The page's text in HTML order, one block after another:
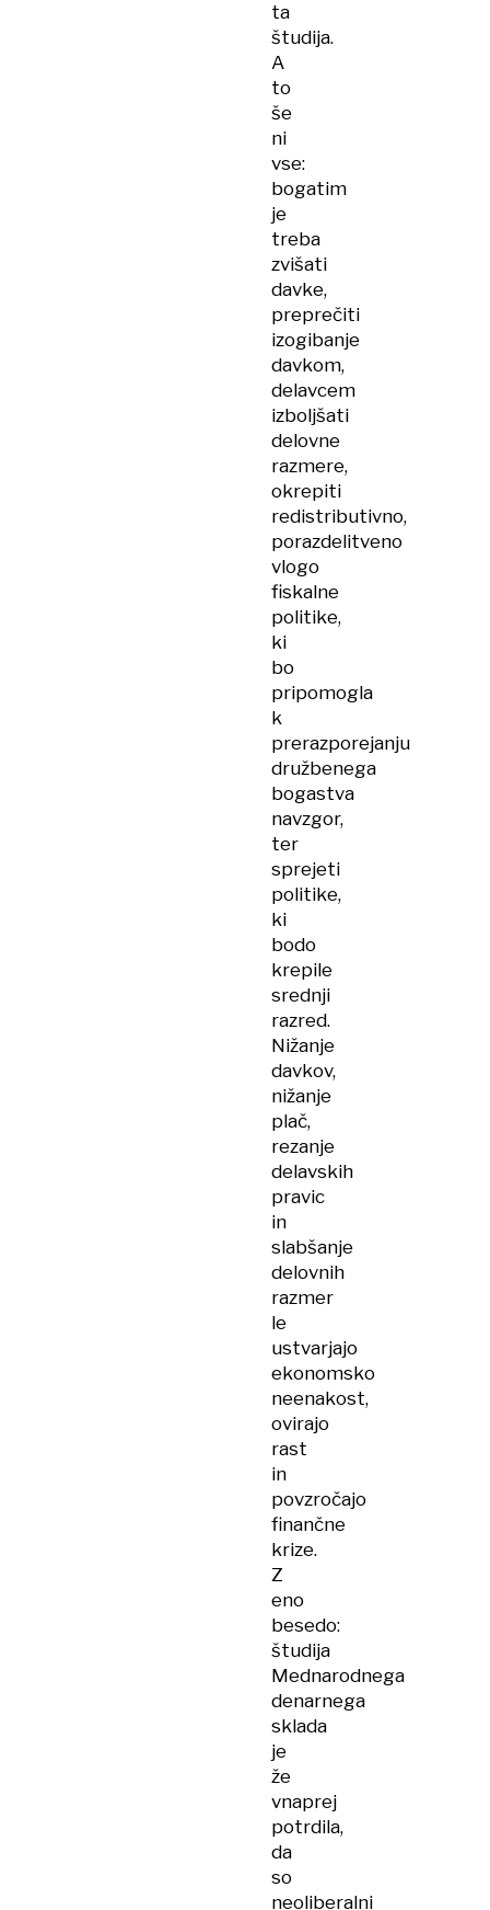
ta
študija.
A
to
še
ni
vse:
bogatim
je
treba
zvišati
davke,
preprečiti
izogibanje
davkom,
delavcem
izboljšati
delovne
razmere,
okrepiti
redistributivno,
porazdelitveno
vlogo
fiskalne
politike,
ki
bo
pripomogla
k
prerazporejanju
družbenega
bogastva
navzgor,
ter
sprejeti
politike,
ki
bodo
krepile
srednji
razred.
Nižanje
davkov,
nižanje
plač,
rezanje
delavskih
pravic
in
slabšanje
delovnih
razmer
le
ustvarjajo
ekonomsko
neenakost,
ovirajo
rast
in
povzročajo
finančne
krize.
Z
eno
besedo:
študija
Mednarodnega
denarnega
sklada
je
že
vnaprej
potrdila,
da
so
neoliberalni